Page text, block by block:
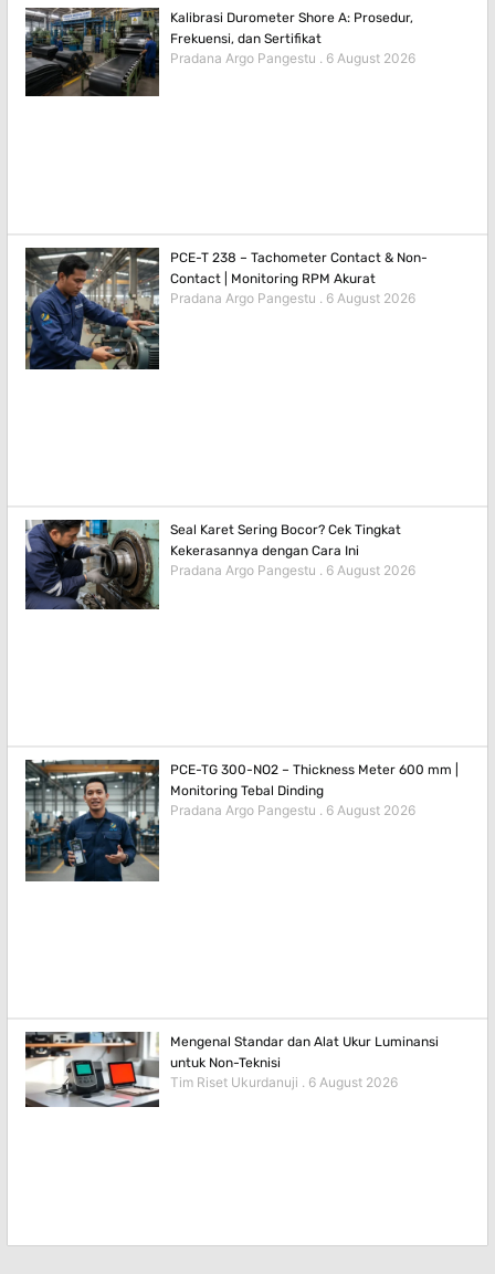
Kalibrasi Durometer Shore A: Prosedur,
Frekuensi, dan Sertifikat
Pradana Argo Pangestu 6 August 2026
PCE-T 238 – Tachometer Contact & Non-
Contact | Monitoring RPM Akurat
Pradana Argo Pangestu 6 August 2026
Seal Karet Sering Bocor? Cek Tingkat
Kekerasannya dengan Cara Ini
Pradana Argo Pangestu 6 August 2026
PCE-TG 300-NO2 – Thickness Meter 600 mm |
Monitoring Tebal Dinding
Pradana Argo Pangestu 6 August 2026
Mengenal Standar dan Alat Ukur Luminansi
untuk Non-Teknisi
Tim Riset Ukurdanuji 6 August 2026